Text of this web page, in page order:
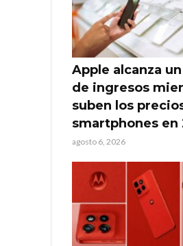
Apple alcanza
de ingresos
suben los
smartphones en
agosto 6, 2026